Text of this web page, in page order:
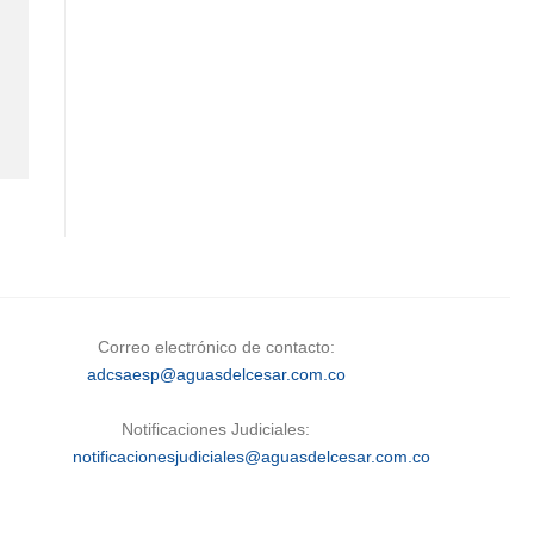
Correo electrónico de contacto:
adcsaesp@aguasdelcesar.com.co
Notificaciones Judiciales:
notificacionesjudiciales@aguasdelcesar.com.co